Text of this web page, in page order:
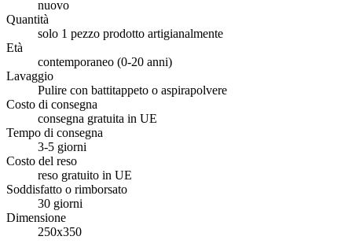
nuovo
Quantità
solo 1 pezzo prodotto artigianalmente
Età
contemporaneo (0-20 anni)
Lavaggio
Pulire con battitappeto o aspirapolvere
Costo di consegna
consegna gratuita in UE
Tempo di consegna
3-5 giorni
Costo del reso
reso gratuito in UE
Soddisfatto o rimborsato
30 giorni
Dimensione
250x350